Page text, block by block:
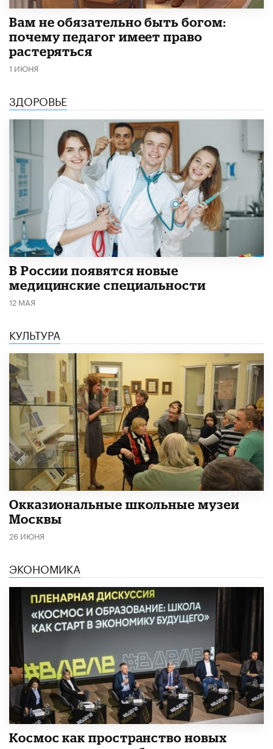
​Вам не обязательно быть богом:
почему педагог имеет право
растеряться
1 ИЮНЯ
ЗДОРОВЬЕ
В России появятся новые
медицинские специальности
12 МАЯ
КУЛЬТУРА
​Окказиональные школьные музеи
Москвы
26 ИЮНЯ
ЭКОНОМИКА
Космос как пространство новых